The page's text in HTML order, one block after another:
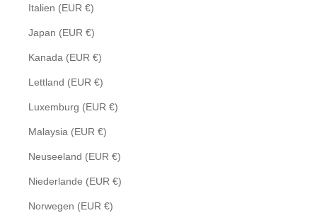
Italien (EUR €)
Japan (EUR €)
Kanada (EUR €)
Lettland (EUR €)
Luxemburg (EUR €)
Malaysia (EUR €)
Neuseeland (EUR €)
Niederlande (EUR €)
Norwegen (EUR €)